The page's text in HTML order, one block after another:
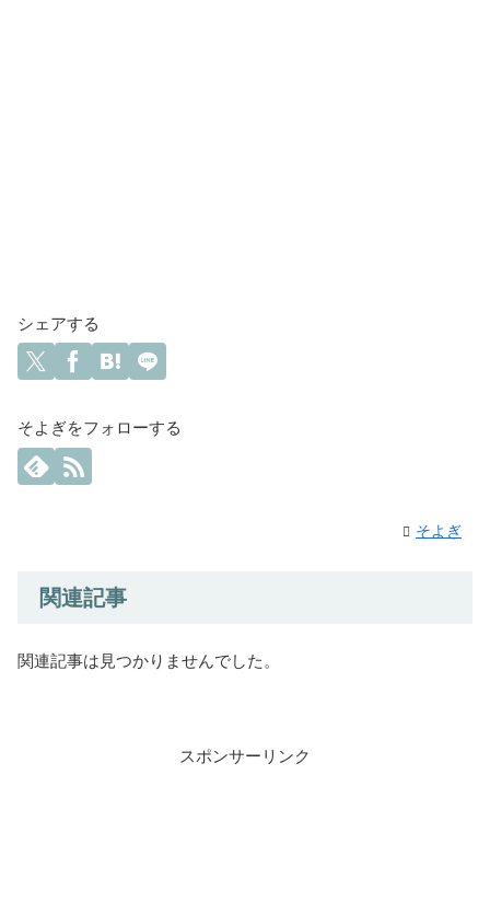
シェアする
そよぎをフォローする
そよぎ
関連記事
関連記事は見つかりませんでした。
スポンサーリンク